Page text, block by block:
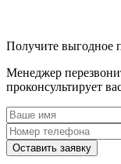
Получите выгодное
Менеджер
проконсультирует
Оставить заявку